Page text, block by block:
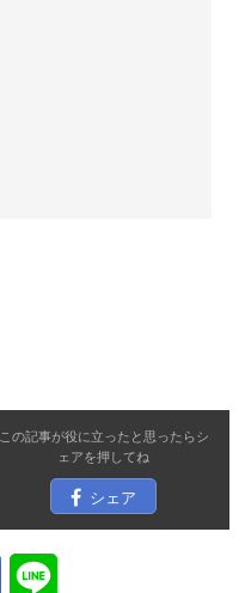
この記事が役に立ったと思ったら シ
ェアを押してね
シェア